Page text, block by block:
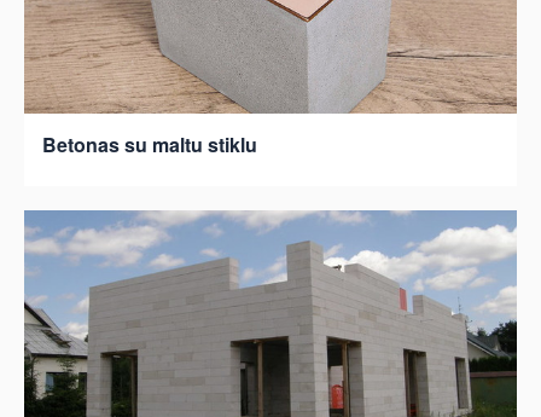
Betonas su maltu stiklu